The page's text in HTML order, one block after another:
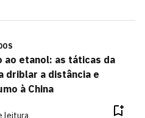
ao etanol: as táticas da
driblar a distância e
à China
leitura